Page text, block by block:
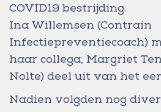
COVID19 bestrijding.
Ina Willemsen (Contrain
Infectiepreventiecoach)
haar collega, Margriet
Nolte) deel uit van het
Nadien volgden nog